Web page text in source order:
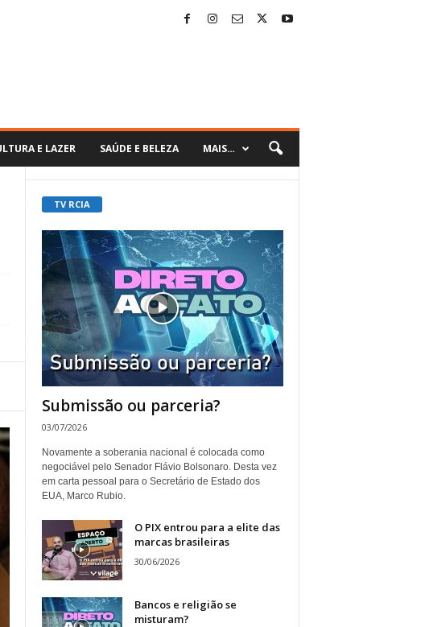
E LAZER SAÚDE E BELEZA MAIS…
TV RCIA
Submissão ou parceria?
03/07/2026
Novamente a soberania nacional é colocada como
negociável pelo Senador Flávio Bolsonaro. Desta vez
em carta pessoal para o Secretário de Estado dos
EUA, Marco Rubio.
O PIX entrou para a elite das
marcas brasileiras
30/06/2026
Bancos e religião se
misturam?